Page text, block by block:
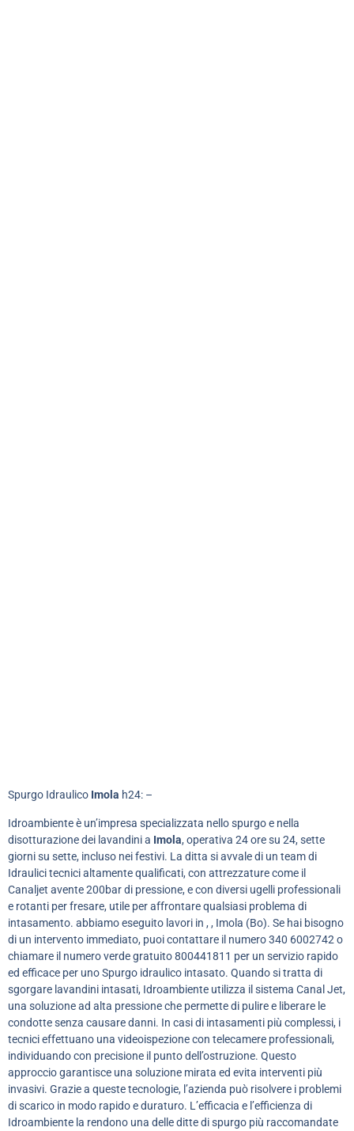
Spurgo Idraulico Imola h24: –
Idroambiente è un’impresa specializzata nello spurgo e nella
disotturazione dei lavandini a Imola, operativa 24 ore su 24, sette
giorni su sette, incluso nei festivi. La ditta si avvale di un team di
Idraulici tecnici altamente qualificati, con attrezzature come il
Canaljet avente 200bar di pressione, e con diversi ugelli professionali
e rotanti per fresare, utile per affrontare qualsiasi problema di
intasamento. abbiamo eseguito lavori in , , Imola (Bo). Se hai bisogno
di un intervento immediato, puoi contattare il numero 340 6002742 o
chiamare il numero verde gratuito 800441811 per un servizio rapido
ed efficace per uno Spurgo idraulico intasato. Quando si tratta di
sgorgare lavandini intasati, Idroambiente utilizza il sistema Canal Jet,
una soluzione ad alta pressione che permette di pulire e liberare le
condotte senza causare danni. In casi di intasamenti più complessi, i
tecnici effettuano una videoispezione con telecamere professionali,
individuando con precisione il punto dell’ostruzione. Questo
approccio garantisce una soluzione mirata ed evita interventi più
invasivi. Grazie a queste tecnologie, l’azienda può risolvere i problemi
di scarico in modo rapido e duraturo. L’efficacia e l’efficienza di
Idroambiente la rendono una delle ditte di spurgo più raccomandate